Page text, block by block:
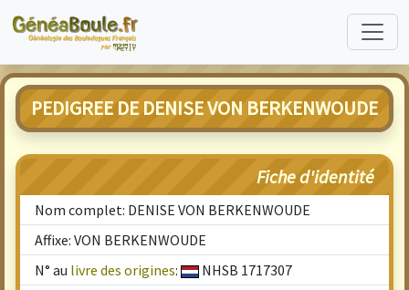
PEDIGREE DE DENISE VON BERKENWOUDE
Fiche d'identité
Nom complet: DENISE VON BERKENWOUDE
Affixe: VON BERKENWOUDE
N° au livre des origines:
NHSB 1717307